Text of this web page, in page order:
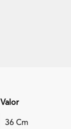
Valor
36 Cm